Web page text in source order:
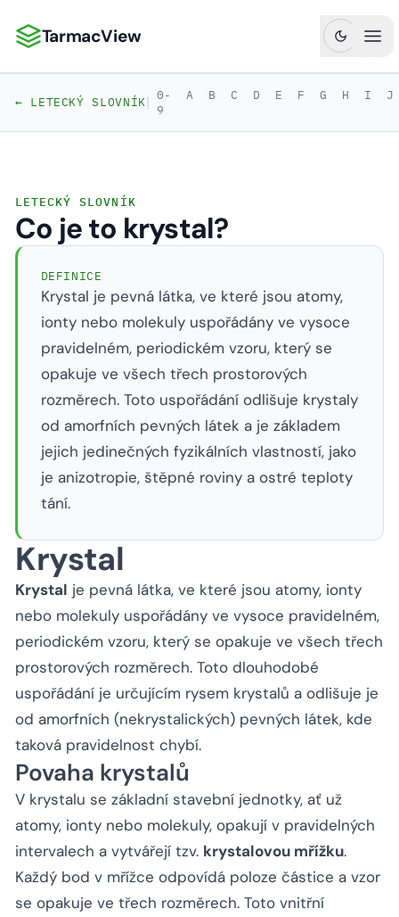
TarmacView: Precizní letecká analytika
TarmacView
← LETECKÝ SLOVNÍK| 0-
9
A B C D E F G H I J
LETECKÝ SLOVNÍK
Co je to krystal?
DEFINICE
Krystal je pevná látka, ve které jsou atomy,
ionty nebo molekuly uspořádány ve vysoce
pravidelném, periodickém vzoru, který se
opakuje ve všech třech prostorových
rozměrech. Toto uspořádání odlišuje krystaly
od amorfních pevných látek a je základem
jejich jedinečných fyzikálních vlastností, jako
je anizotropie, štěpné roviny a ostré teploty
tání.
Krystal
Krystal je pevná látka, ve které jsou atomy, ionty
nebo molekuly uspořádány ve vysoce pravidelném,
periodickém vzoru, který se opakuje ve všech třech
prostorových rozměrech. Toto dlouhodobé
uspořádání je určujícím rysem krystalů a odlišuje je
od amorfních (nekrystalických) pevných látek, kde
taková pravidelnost chybí.
Povaha krystalů
V krystalu se základní stavební jednotky, ať už
atomy, ionty nebo molekuly, opakují v pravidelných
intervalech a vytvářejí tzv. krystalovou mřížku.
Každý bod v mřížce odpovídá poloze částice a vzor
se opakuje ve třech rozměrech. Toto vnitřní